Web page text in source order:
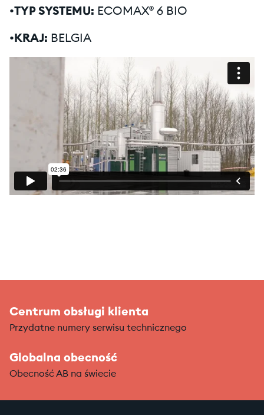
•TYP SYSTEMU: ECOMAX® 6 BIO
•KRAJ: BELGIA
Centrum obsługi klienta
Przydatne numery serwisu technicznego
Globalna obecność
Obecność AB na świecie